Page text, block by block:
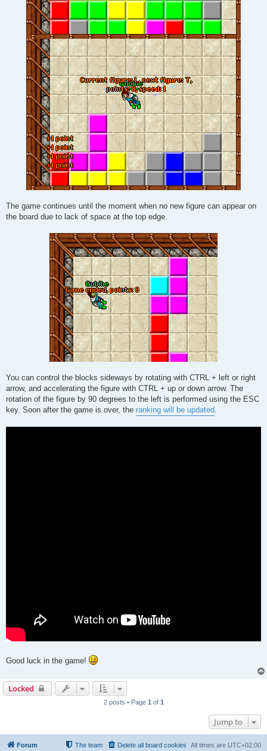
The game continues until the moment when no new figure can appear on
the board due to lack of space at the top edge.
You can control the blocks sideways by rotating with CTRL + left or right
arrow, and accelerating the figure with CTRL + up or down arrow. The
rotation of the figure by 90 degrees to the left is performed using the ESC
key. Soon after the game is over, the ranking will be updated
Good luck in the game!
Locked
2 posts • Page 1 of 1
Jump to
Forum All times are UTC+02:00
Delete all board cookies
The team